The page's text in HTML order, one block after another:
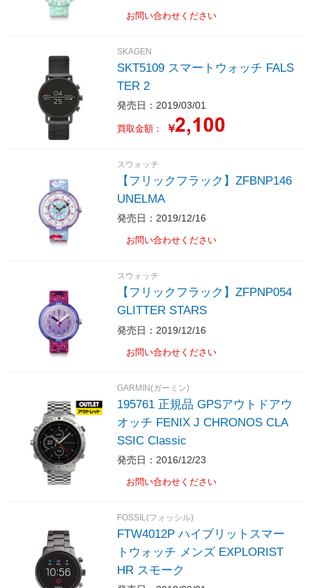
お問い合わせください
SKAGEN
SKT5109 スマートウォッチ FALS
TER 2
発売日：2019/03/01
買取金額： ￥
スウォッチ
【フリックフラック】ZFBNP146
UNELMA
発売日：2019/12/16
お問い合わせください
スウォッチ
【フリックフラック】ZFPNP054
GLITTER STARS
発売日：2019/12/16
お問い合わせください
GARMIN(ガーミン)
195761 正規品 GPSアウトドアウ
オッチ FENIX J CHRONOS CLA
SSIC Classic
発売日：2016/12/23
お問い合わせください
FOSSIL(フォッシル)
FTW4012P ハイブリットスマー
トウォッチ メンズ EXPLORIST
HR スモーク